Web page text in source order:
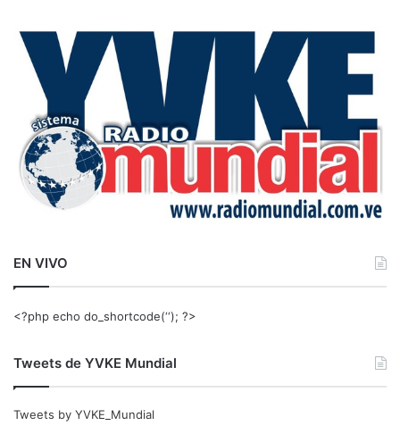
a
EN VIVO
<?php echo do_shortcode(‘‘); ?>
Tweets de YVKE Mundial
Tweets by YVKE_Mundial